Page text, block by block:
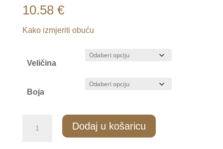
10.58 €
Kako izmjeriti obuću
Veličina
Boja
Dodaj u košaricu